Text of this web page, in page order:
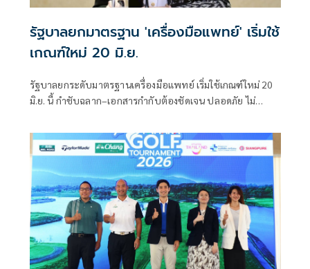
รัฐบาลยกมาตรฐาน 'เครื่องมือแพทย์' เริ่มใช้
เกณฑ์ใหม่ 20 มิ.ย.
รัฐบาลยกระดับมาตรฐานเครื่องมือแพทย์ เริ่มใช้เกณฑ์ใหม่ 20
มิ.ย. นี้ กำชับฉลาก–เอกสารกำกับต้องชัดเจน ปลอดภัย ไม่